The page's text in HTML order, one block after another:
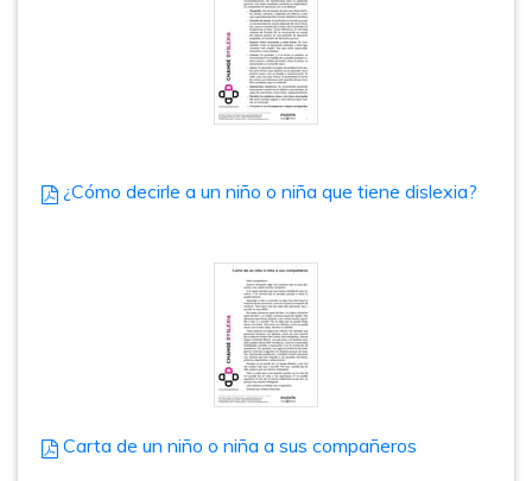
¿Cómo decirle a un niño o niña que tiene dislexia?
Carta de un niño o niña a sus compañeros